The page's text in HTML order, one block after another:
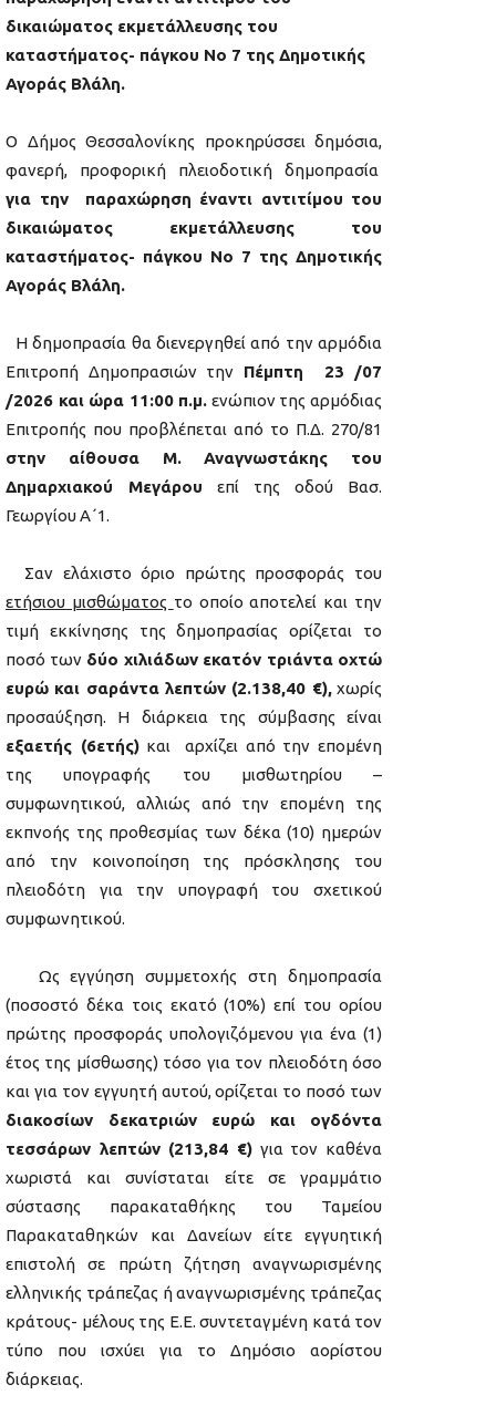
δικαιώματος εκμετάλλευσης του
καταστήματος- πάγκου Νο 7 της Δημοτικής
Αγοράς Βλάλη.
Ο Δήμος Θεσσαλονίκης προκηρύσσει δημόσια,
φανερή, προφορική πλειοδοτική δημοπρασία
για την παραχώρηση έναντι αντιτίμου του
δικαιώματος εκμετάλλευσης του
καταστήματος- πάγκου Νο 7 της Δημοτικής
Αγοράς Βλάλη.
Η δημοπρασία θα διενεργηθεί από την αρμόδια
Επιτροπή Δημοπρασιών την Πέμπτη 23 /07
/2026 και ώρα 11:00 π.μ. ενώπιον της αρμόδιας
Επιτροπής που προβλέπεται από το Π.Δ. 270/81
στην αίθουσα Μ. Αναγνωστάκης του
Δημαρχιακού Μεγάρου επί της οδού Βασ.
Γεωργίου Α΄1.
Σαν ελάχιστο όριο πρώτης προσφοράς του
ετήσιου μισθώματος το οποίο αποτελεί και την
τιμή εκκίνησης της δημοπρασίας ορίζεται το
ποσό τωνδύο χιλιάδων εκατόν τριάντα οχτώ
ευρώ και σαράντα λεπτών (2.138,40 €),χωρίς
προσαύξηση. Η διάρκεια της σύμβασης είναι
εξαετής (6ετής)και αρχίζει από την επομένη
της υπογραφής του μισθωτηρίου –
συμφωνητικού, αλλιώς από την επομένη της
εκπνοής της προθεσμίας των δέκα (10) ημερών
από την κοινοποίηση της πρόσκλησης του
πλειοδότη για την υπογραφή του σχετικού
συμφωνητικού.
Ως εγγύηση συμμετοχής στη δημοπρασία
(ποσοστό δέκα τοις εκατό (10%) επί του ορίου
πρώτης προσφοράς υπολογιζόμενου για ένα (1)
έτος της μίσθωσης) τόσο για τον πλειοδότη όσο
και για τον εγγυητή αυτού, ορίζεται το ποσό των
διακοσίων δεκατριών ευρώ και ογδόντα
τεσσάρων λεπτών (213,84 €) για τον καθένα
χωριστά και συνίσταται είτε σε γραμμάτιο
σύστασης παρακαταθήκης του Ταμείου
Παρακαταθηκών και Δανείων είτε εγγυητική
επιστολή σε πρώτη ζήτηση αναγνωρισμένης
ελληνικής τράπεζας ή αναγνωρισμένης τράπεζας
κράτους- μέλους της Ε.Ε. συντεταγμένη κατά τον
τύπο που ισχύει για το Δημόσιο αορίστου
διάρκειας.